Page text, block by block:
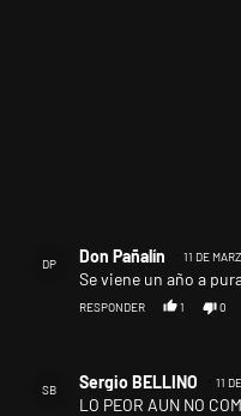
DP Don Pañalín 11 DE
Se viene un año a
RESPONDER 1 0
SB Sergio BELLINO 11
LO PEOR AUN NO